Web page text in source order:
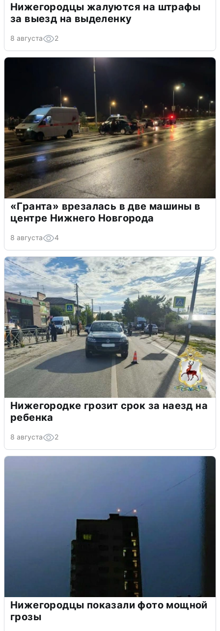
Нижегородцы жалуются на штрафы
за выезд на выделенку
8 августа 2
«Гранта» врезалась в две машины в
центре Нижнего Новгорода
8 августа 4
Нижегородке грозит срок за наезд на
ребенка
8 августа 2
Нижегородцы показали фото мощной
грозы